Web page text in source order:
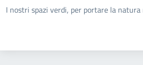
Dettagli della
I nostri spazi verdi, per portare la